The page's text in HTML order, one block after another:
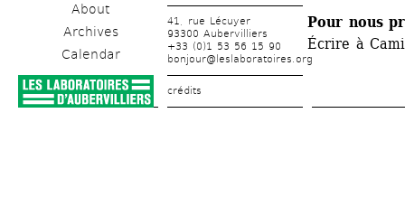
About
Archives
Calendar
41, rue Lécuyer
93300 Aubervilliers
+33 (0)1 53 56 15 90
bonjour@leslaboratoires.org
crédits
Pour nous
Écrire à